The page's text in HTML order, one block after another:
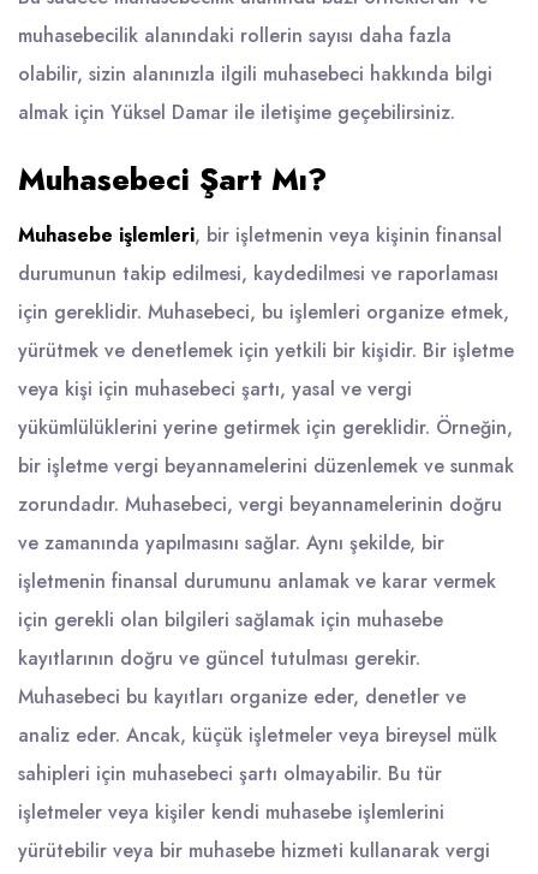
muhasebecilik alanındaki rollerin sayısı daha fazla
olabilir, sizin alanınızla ilgili muhasebeci hakkında bilgi
almak için Yüksel Damar ile iletişime geçebilirsiniz.
Muhasebeci Şart Mı?
Muhasebe işlemleri, bir işletmenin veya kişinin finansal
durumunun takip edilmesi, kaydedilmesi ve raporlaması
için gereklidir. Muhasebeci, bu işlemleri organize etmek,
yürütmek ve denetlemek için yetkili bir kişidir. Bir işletme
veya kişi için muhasebeci şartı, yasal ve vergi
yükümlülüklerini yerine getirmek için gereklidir. Örneğin,
bir işletme vergi beyannamelerini düzenlemek ve sunmak
zorundadır. Muhasebeci, vergi beyannamelerinin doğru
ve zamanında yapılmasını sağlar. Aynı şekilde, bir
işletmenin finansal durumunu anlamak ve karar vermek
için gerekli olan bilgileri sağlamak için muhasebe
kayıtlarının doğru ve güncel tutulması gerekir.
Muhasebeci bu kayıtları organize eder, denetler ve
analiz eder. Ancak, küçük işletmeler veya bireysel mülk
sahipleri için muhasebeci şartı olmayabilir. Bu tür
işletmeler veya kişiler kendi muhasebe işlemlerini
yürütebilir veya bir muhasebe hizmeti kullanarak vergi